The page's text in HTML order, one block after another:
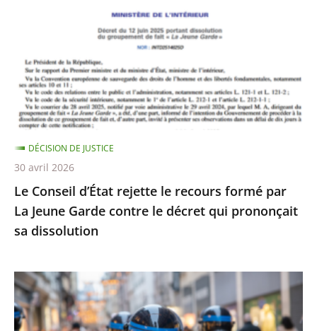
formé
par
La
Jeune
Garde
contre
le
décret
qui
sa
dissolution
Le Conseil d’État rejette le recours formé par
La Jeune Garde contre le décret qui prononçait
sa dissolution
DÉCISION DE JUSTICE
30 avril 2026
Identification
individuelle
des